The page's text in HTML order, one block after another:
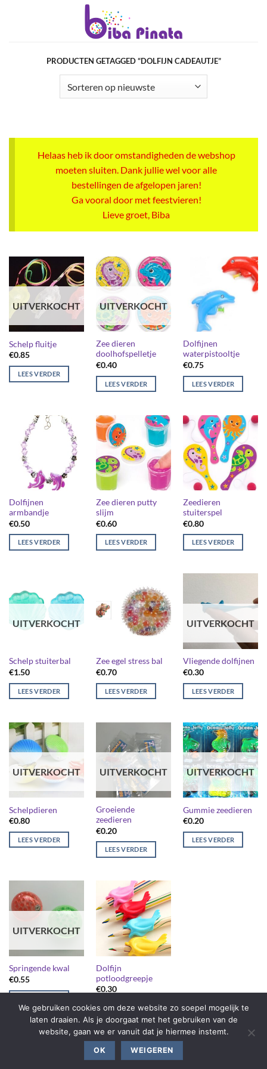
PRODUCTEN GETAGGED “DOLFIJN CADEAUTJE”
Helaas heb ik door omstandigheden de webshop
moeten sluiten. Dank jullie wel voor alle
bestellingen de afgelopen jaren!
Ga vooral door met feestvieren!
Lieve groet, Biba
UITVERKOCHT
Schelp fluitje
€0.85
LEES VERDER
UITVERKOCHT
Zee dieren
doolhofspelletje
€0.40
LEES VERDER
Dolfijnen
waterpistooltje
€0.75
LEES VERDER
Dolfijnen
armbandje
€0.50
LEES VERDER
Zee dieren putty
slijm
€0.60
LEES VERDER
Zeedieren
stuiterspel
€0.80
LEES VERDER
UITVERKOCHT
Schelp stuiterbal
€1.50
LEES VERDER
Zee egel stress bal
€0.70
LEES VERDER
UITVERKOCHT
Vliegende dolfijnen
€0.30
LEES VERDER
UITVERKOCHT
Schelpdieren
€0.80
LEES VERDER
UITVERKOCHT
Groeiende
zeedieren
€0.20
LEES VERDER
UITVERKOCHT
Gummie zeedieren
€0.20
LEES VERDER
UITVERKOCHT
Springende kwal
€0.55
Dolfijn
potloodgreepje
€0.30
LEES VERDER
We gebruiken cookies om deze website zo soepel mogelijk te
laten draaien. Als je doorgaat met het gebruiken van de
website, gaan we er vanuit dat je hiermee instemt.
OK WEIGEREN